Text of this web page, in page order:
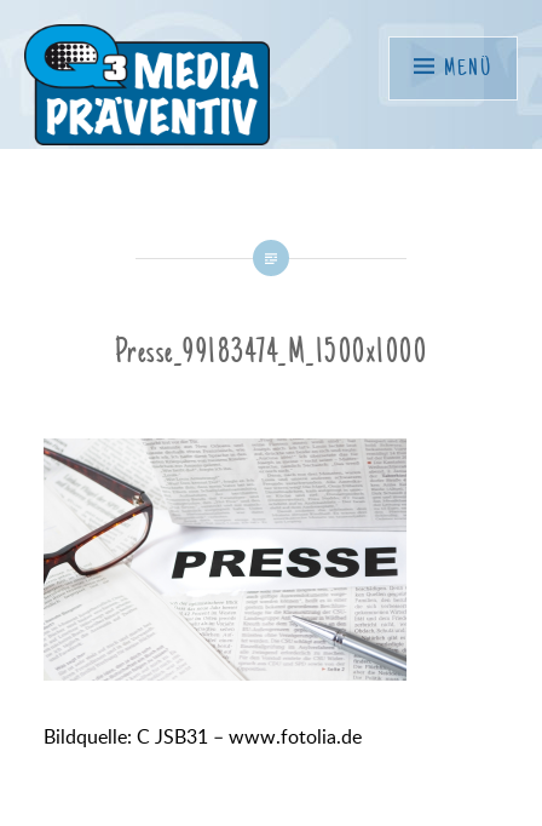
zum
Inhalt
MENÜ
Presse_99183474_M_1500x1000
Bildquelle: C JSB31 – www.fotolia.de